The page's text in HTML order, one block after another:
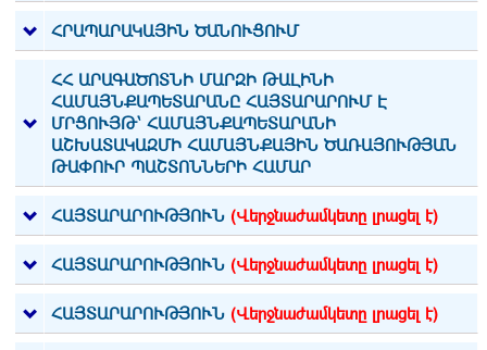
ՀՐԱՊԱՐԱԿԱՅԻՆ ԾԱՆՈՒՑՈՒՄ
ՀՀ ԱՐԱԳԱԾՈՏՆԻ ՄԱՐԶԻ ԹԱԼԻՆԻ
ՀԱՄԱՅՆՔԱՊԵՏԱՐԱՆԸ ՀԱՅՏԱՐԱՐՈՒՄ Է
ՄՐՑՈՒՅԹ՝ ՀԱՄԱՅՆՔԱՊԵՏԱՐԱՆԻ
ԱՇԽԱՏԱԿԱԶՄԻ ՀԱՄԱՅՆՔԱՅԻՆ ԾԱՌԱՅՈՒԹՅԱՆ
ԹԱՓՈՒՐ ՊԱՇՏՈՆՆԵՐԻ ՀԱՄԱՐ
ՀԱՅՏԱՐԱՐՈՒԹՅՈՒՆ (Վերջնաժամկետը լրացել է)
ՀԱՅՏԱՐԱՐՈՒԹՅՈՒՆ (Վերջնաժամկետը լրացել է)
ՀԱՅՏԱՐԱՐՈՒԹՅՈՒՆ (Վերջնաժամկետը լրացել է)